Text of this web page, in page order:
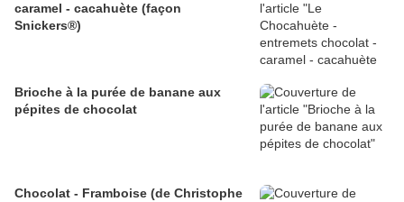
caramel - cacahuète (façon
Snickers®)
Brioche à la purée de banane aux
pépites de chocolat
Chocolat - Framboise (de Christophe